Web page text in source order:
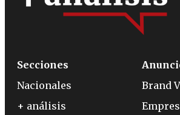
Secciones
Nacionales
+ análisis
Brand